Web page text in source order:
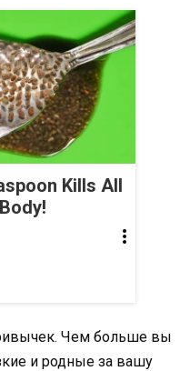
Kills All
Чем больше вы
и родные за вашу